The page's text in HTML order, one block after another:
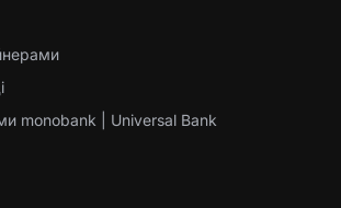
monobank | Universal Bank